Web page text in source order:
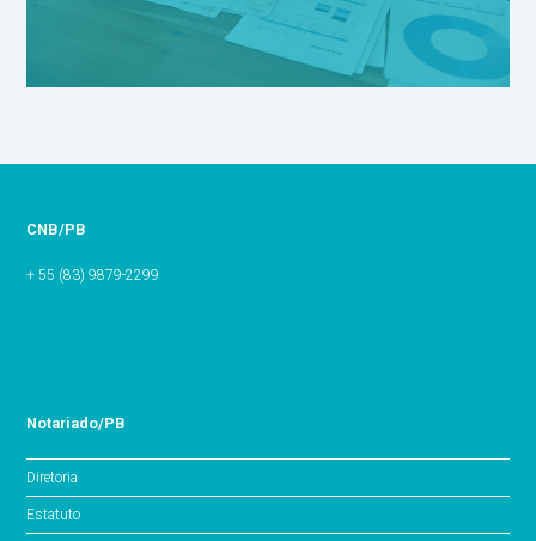
CNB/PB
+ 55 (83) 9879-2299
Notariado/PB
Diretoria
Estatuto